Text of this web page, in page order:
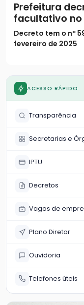
Prefeitura
facultativo
do Carnaval
Decreto tem o nº
fevereiro de 2025
ACESSO RÁPIDO
Transparência
Secretarias e
IPTU
Decretos
Vagas de
Plano Diretor
Ouvidoria
Telefones úteis